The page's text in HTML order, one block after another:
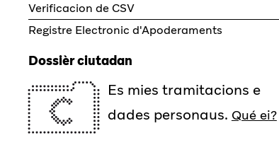
Verificacion de CSV
Registre Electronic d'Apoderaments
Dossièr ciutadan
Es mies tramitacions e
dades personaus. Qué ei?